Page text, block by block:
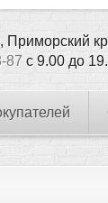
Приморский
87 с 9.00 до